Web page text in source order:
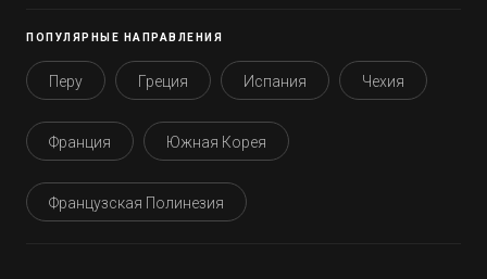
ПОПУЛЯРНЫЕ НАПРАВЛЕНИЯ
Перу Греция Испания Чехия
Франция Южная Корея
Французская Полинезия